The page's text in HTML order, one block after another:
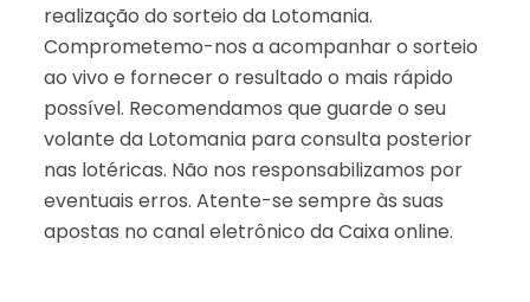
realização do sorteio da Lotomania.
Comprometemo-nos a acompanhar o sorteio
ao vivo e fornecer o resultado o mais rápido
possível. Recomendamos que guarde o seu
volante da Lotomania para consulta posterior
nas lotéricas. Não nos responsabilizamos por
eventuais erros. Atente-se sempre às suas
apostas no canal eletrônico da Caixa online.